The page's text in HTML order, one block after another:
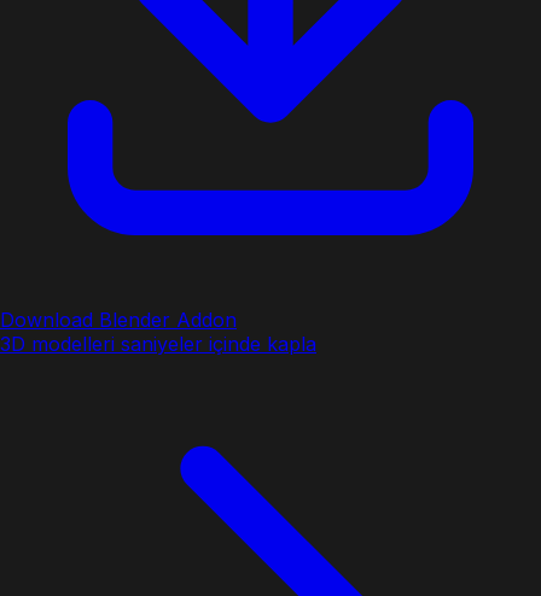
Download Blender Addon
3D modelleri saniyeler içinde kapla